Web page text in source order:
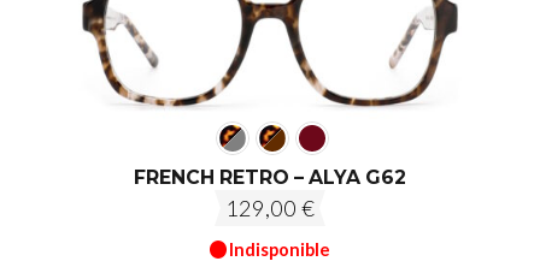
FRENCH RETRO – ALYA G62
129,00 €
Indisponible